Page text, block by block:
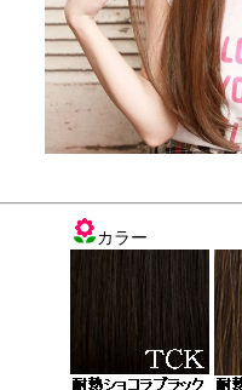
カラー